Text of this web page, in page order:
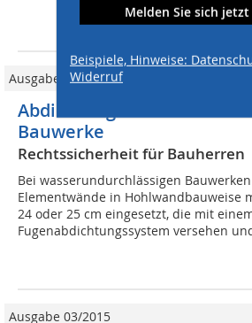
Melden Sie sich jetzt
Beispiele, Hinweise:
Widerruf
Ausgabe 05/2020
Abdichtung für
Bauwerke
Rechtssicherheit für Bauherren
Bei wasserundurchlässigen
Elementwände in Hohlwandbauweise
24 oder 25 cm eingesetzt, die mit
Fugenabdichtungssystem versehen
Ausgabe 03/2015